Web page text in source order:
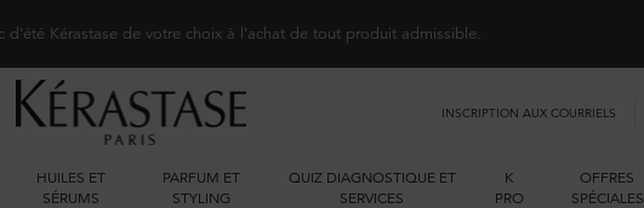
d'été Kérastase de votre choix à l'achat de tout produit admissible.
INSCRIPTION AUX COURRIELS
HUILES ET
SÉRUMS
PARFUM ET
STYLING
QUIZ DIAGNOSTIQUE ET
SERVICES
K
PRO
OFFRES
SPÉCIALES